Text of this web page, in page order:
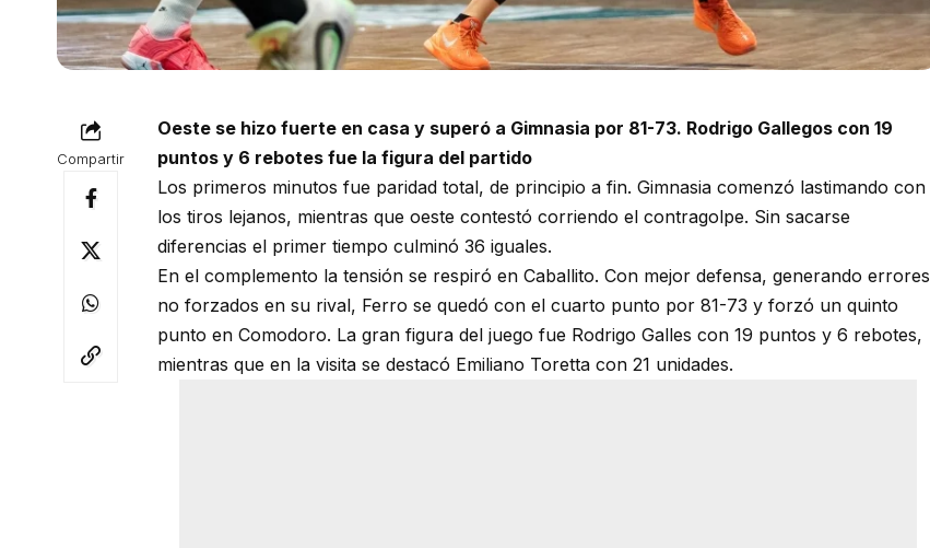
Compartir
Oeste se hizo fuerte en casa y superó a Gimnasia por 81-73. Rodrigo Gallegos con 19
puntos y 6 rebotes fue la figura del partido
Los primeros minutos fue paridad total, de principio a fin. Gimnasia comenzó lastimando con
los tiros lejanos, mientras que oeste contestó corriendo el contragolpe. Sin sacarse
diferencias el primer tiempo culminó 36 iguales.
En el complemento la tensión se respiró en Caballito. Con mejor defensa, generando errores
no forzados en su rival, Ferro se quedó con el cuarto punto por 81-73 y forzó un quinto
punto en Comodoro. La gran figura del juego fue Rodrigo Galles con 19 puntos y 6 rebotes,
mientras que en la visita se destacó Emiliano Toretta con 21 unidades.